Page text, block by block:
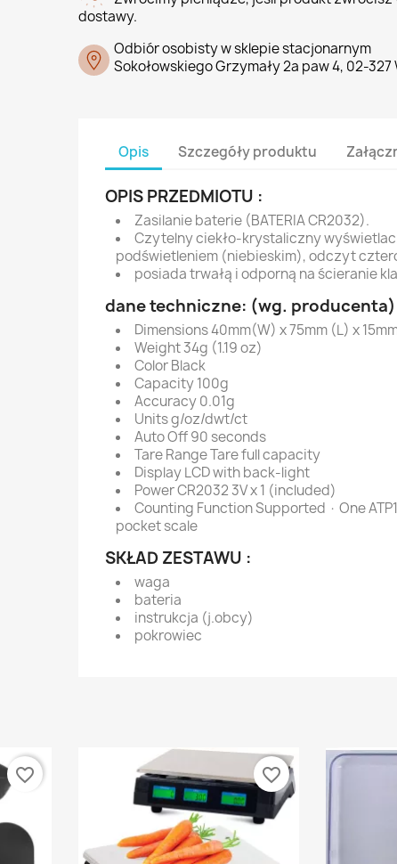
dostawy.
Odbiór osobisty w sklepie stacjonarnym
Sokołowskiego Grzymały 2a paw 4, 02-
Opis Szczegóły produktu
OPIS PRZEDMIOTU :
Zasilanie baterie (BATERIA CR2032).
Czytelny ciekło-krystaliczny
podświetleniem (niebieskim), odczyt
posiada trwałą i odporną na ścieranie
dane techniczne: (wg. producenta)
Dimensions 40mm(W) x 75mm (L) x
Weight 34g (1.19 oz)
Color Black
Capacity 100g
Accuracy 0.01g
Units g/oz/dwt/ct
Auto Off 90 seconds
Tare Range Tare full capacity
Display LCD with back-light
Power CR2032 3V x 1 (included)
Counting Function Supported · One
pocket scale
SKŁAD ZESTAWU :
waga
bateria
instrukcja (j.obcy)
pokrowiec
favorite_border favorite_border